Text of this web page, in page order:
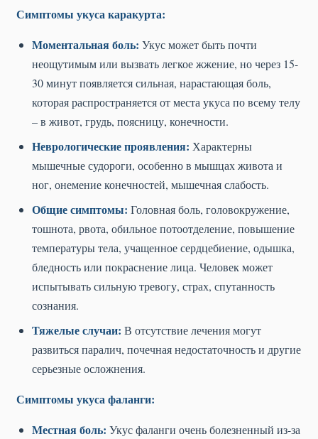
Симптомы укуса каракурта:
Моментальная боль: Укус может быть почти
неощутимым или вызвать легкое жжение, но через 15-
30 минут появляется сильная, нарастающая боль,
которая распространяется от места укуса по всему телу
– в живот, грудь, поясницу, конечности.
Неврологические проявления: Характерны
мышечные судороги, особенно в мышцах живота и
ног, онемение конечностей, мышечная слабость.
Общие симптомы: Головная боль, головокружение,
тошнота, рвота, обильное потоотделение, повышение
температуры тела, учащенное сердцебиение, одышка,
бледность или покраснение лица. Человек может
испытывать сильную тревогу, страх, спутанность
сознания.
Тяжелые случаи: В отсутствие лечения могут
развиться паралич, почечная недостаточность и другие
серьезные осложнения.
Симптомы укуса фаланги:
Местная боль: Укус фаланги очень болезненный из-за